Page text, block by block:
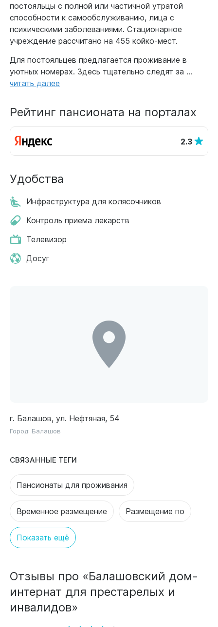
постояльцы с полной или частичной утратой
способности к самообслуживанию, лица с
психическими заболеваниями. Стационарное
учреждение рассчитано на 455 койко-мест.
Для постояльцев предлагается проживание в
уютных номерах. Здесь тщательно следят за ...
читать далее
Рейтинг пансионата на порталах
2.3
Удобства
Инфраструктура для колясочников
Контроль приема лекарств
Телевизор
Досуг
г. Балашов, ул. Нефтяная, 54
Город: Балашов
СВЯЗАННЫЕ ТЕГИ
Пансионаты для проживания
Временное размещение Размещение по
Показать ещё
Отзывы про «Балашовский дом-
интернат для престарелых и
инвалидов»